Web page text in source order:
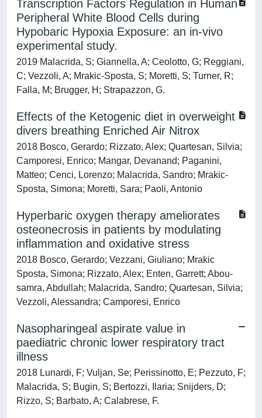
Transcription Factors Regulation in Human
Peripheral White Blood Cells during
Hypobaric Hypoxia Exposure: an in-vivo
experimental study.
2019 Malacrida, S; Giannella, A; Ceolotto, G; Reggiani,
C; Vezzoli, A; Mrakic-Sposta, S; Moretti, S; Turner, R;
Falla, M; Brugger, H; Strapazzon, G.
Effects of the Ketogenic diet in overweight
divers breathing Enriched Air Nitrox
2018 Bosco, Gerardo; Rizzato, Alex; Quartesan, Silvia;
Camporesi, Enrico; Mangar, Devanand; Paganini,
Matteo; Cenci, Lorenzo; Malacrida, Sandro; Mrakic-
Sposta, Simona; Moretti, Sara; Paoli, Antonio
Hyperbaric oxygen therapy ameliorates
osteonecrosis in patients by modulating
inflammation and oxidative stress
2018 Bosco, Gerardo; Vezzani, Giuliano; Mrakic
Sposta, Simona; Rizzato, Alex; Enten, Garrett; Abou-
samra, Abdullah; Malacrida, Sandro; Quartesan, Silvia;
Vezzoli, Alessandra; Camporesi, Enrico
Nasopharingeal aspirate value in
paediatric chronic lower respiratory tract
illness
2018 Lunardi, F; Vuljan, Se; Perissinotto, E; Pezzuto, F;
Malacrida, S; Bugin, S; Bertozzi, Ilaria; Snijders, D;
Rizzo, S; Barbato, A; Calabrese, F.